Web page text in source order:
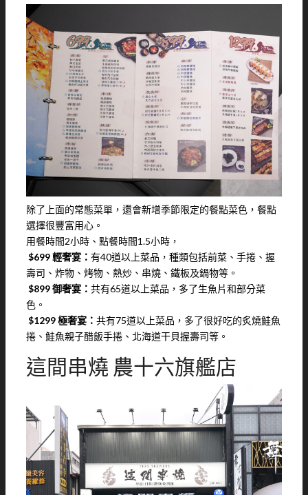
除了上面的常態菜單，還會新增季節限定的餐點菜色，餐點
選擇很豐富用心。
用餐時間2小時、點餐時間1.5小時，
$699 輕奢宴： 有40道以上菜品，種類包括前菜、手捲、握
壽司、炸物、烤物、熱炒、串燒、鐵板及鍋物等。
$899 御奢宴： 共有65道以上菜品，多了生魚片和部分菜
色。
$1299 極奢宴： 共有75道以上菜品，多了很好吃的炙燒鮭魚
捲、鮭魚親子醋飯手捲、北海道干貝握壽司等。
這間串燒 農十六旗艦店